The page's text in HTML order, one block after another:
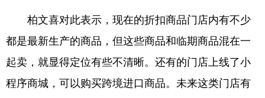
柏文喜对此表示，现在的折扣商品门店内有不少
都是最新生产的商品，但这些商品和临期商品混在一
起卖，就显得定位有些不清晰。还有的门店上线了小
程序商城，可以购买跨境进口商品。未来这类门店有